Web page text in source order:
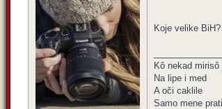
Koje velike
Kô nekad mirisô
Na lipe i med
A oči caklile
Samo mene